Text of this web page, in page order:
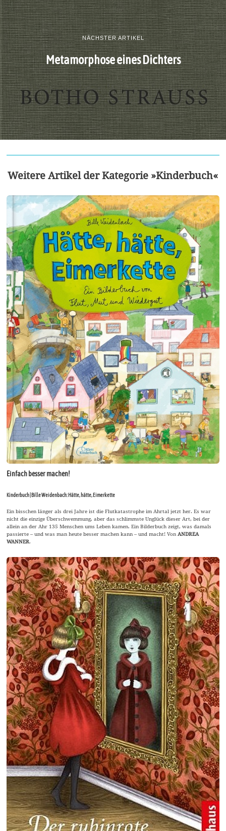
NÄCHSTER ARTIKEL
Metamorphose eines Dichters
Weitere Artikel der Kategorie »Kinderbuch«
Einfach besser machen!
Kinderbuch | Bille Weidenbach: Hätte, hätte, Eimerkette
Ein bisschen länger als drei Jahre ist die Flutkatastrophe im Ahrtal jetzt her. Es war
nicht die einzige Überschwemmung, aber das schlimmste Unglück dieser Art, bei der
allein an der Ahr 135 Menschen ums Leben kamen. Ein Bilderbuch zeigt, was damals
passierte – und was man heute besser machen kann – und macht! Von ANDREA
WANNER.